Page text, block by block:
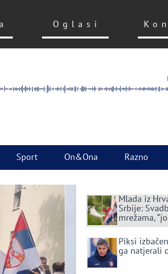
Oglasi
Sport On&Ona Razno
Mlada iz
Srbije:
mrežama,
Piksi
ga natjerali